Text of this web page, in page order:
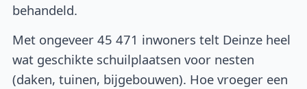
behandeld.
Met ongeveer 45 471 inwoners telt Deinze heel
wat geschikte schuilplaatsen voor nesten
(daken, tuinen, bijgebouwen). Hoe vroeger een